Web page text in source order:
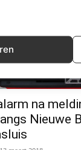
na
Nieuwe